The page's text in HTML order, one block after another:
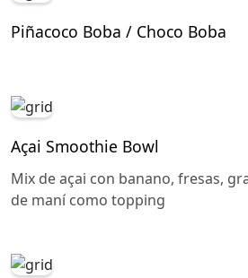
Piñacoco Boba / Choco Boba
Açai Smoothie Bowl
Mix de açai con banano, fresas,
de maní como topping